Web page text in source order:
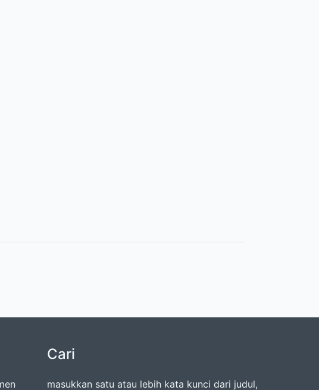
Cari
masukkan satu atau lebih kata kunci dari judul,